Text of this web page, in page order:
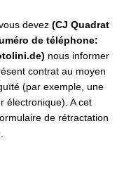
devez (CJ Quadrat
de téléphone:
nous informer
contrat au moyen
(par exemple, une
électronique). A cet
de rétractation